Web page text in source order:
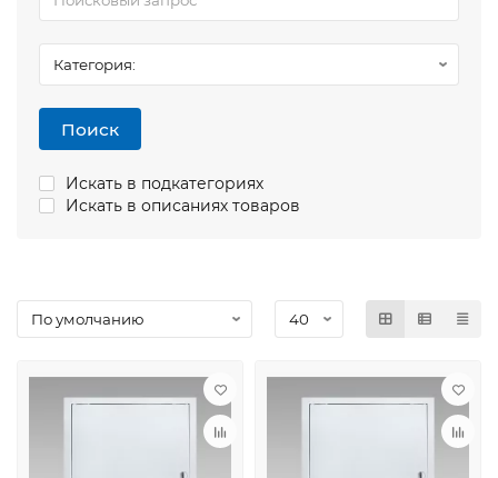
Поиск
Искать в подкатегориях
Искать в описаниях товаров